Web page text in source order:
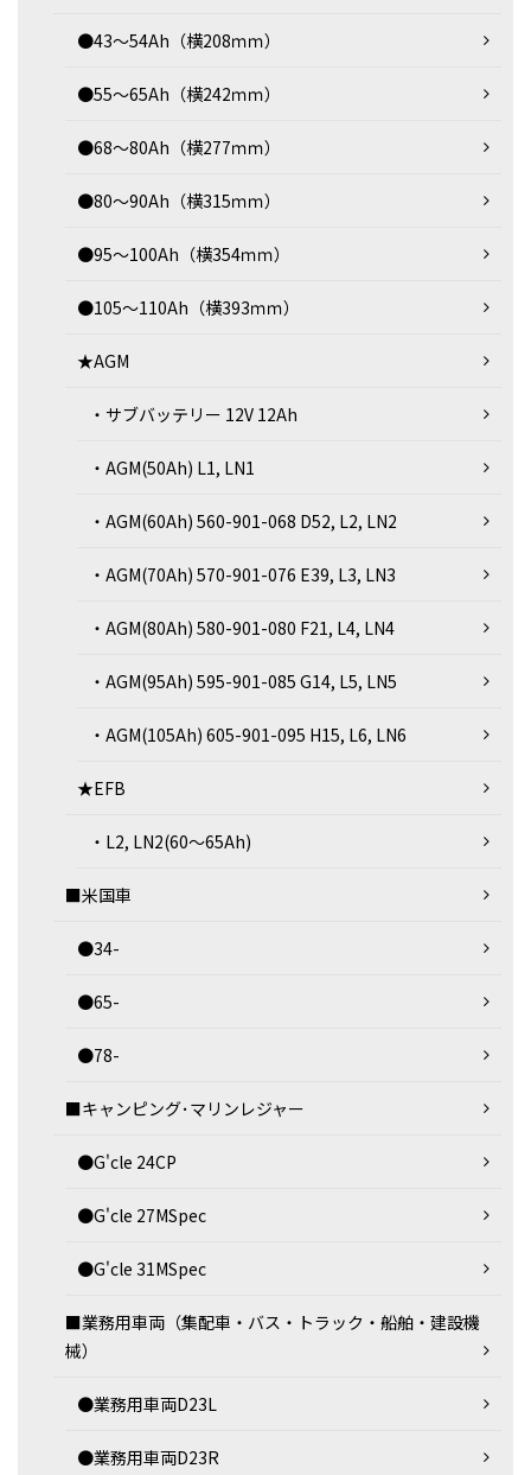
●43～54Ah（横208ｍｍ）
●55～65Ah（横242ｍｍ）
●68～80Ah（横277ｍｍ）
●80～90Ah（横315ｍｍ）
●95～100Ah（横354ｍｍ）
●105～110Ah（横393ｍｍ）
★AGM
・サブバッテリー 12V 12Ah
・AGM(50Ah) L1, LN1
・AGM(60Ah) 560-901-068 D52, L2, LN2
・AGM(70Ah) 570-901-076 E39, L3, LN3
・AGM(80Ah) 580-901-080 F21, L4, LN4
・AGM(95Ah) 595-901-085 G14, L5, LN5
・AGM(105Ah) 605-901-095 H15, L6, LN6
★EFB
・L2, LN2(60～65Ah)
■米国車
●34-
●65-
●78-
■キャンピング･マリンレジャー
●G'cle 24CP
●G'cle 27MSpec
●G'cle 31MSpec
■業務用車両（集配車・バス・トラック・船舶・建設機
械）
●業務用車両D23L
●業務用車両D23R